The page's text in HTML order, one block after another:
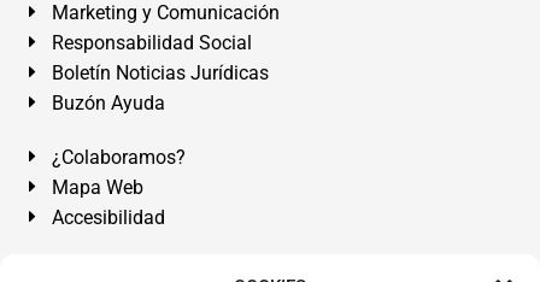
Marketing y Comunicación
Responsabilidad Social
Boletín Noticias Jurídicas
Buzón Ayuda
¿Colaboramos?
Mapa Web
Accesibilidad